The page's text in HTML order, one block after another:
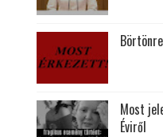
Most
Éviről